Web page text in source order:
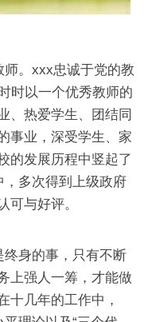
。xxx忠诚于党的教
时以一个优秀教师的
、热爱学生、团结同
事业，深受学生、家
的发展历程中竖起了
多次得到上级政府
可与好评。
身的事，只有不断
上强人一筹，才能做
十几年的工作中，